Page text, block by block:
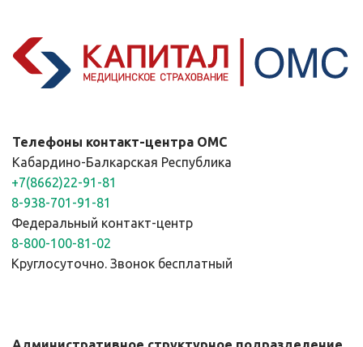
Телефоны контакт-центра ОМС
Кабардино-Балкарская Республика
+7(8662)22-91-81
8-938-701-91-81
Федеральный контакт-центр
8-800-100-81-02
Круглосуточно. Звонок бесплатный